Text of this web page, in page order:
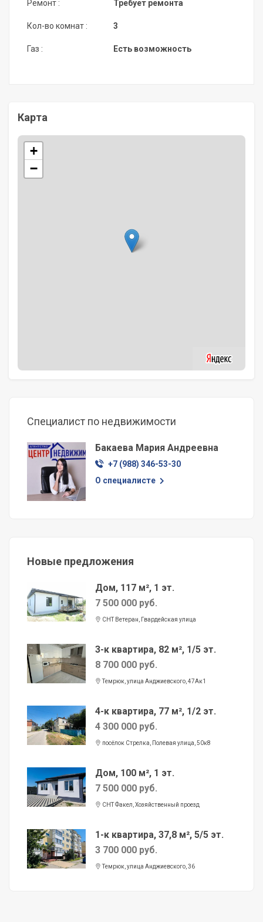
Ремонт :
Кол-во комнат :
Газ :
Требует ремонта
3
Есть возможность
Карта
+
−
Специалист по недвижимости
Бакаева Мария Андреевна
+7 (988) 346-53-30
О специалисте
Новые предложения
Дом, 117 м², 1 эт.
7 500 000 руб.
СНТ Ветеран, Гвардейская улица
3-к квартира, 82 м², 1/5 эт.
8 700 000 руб.
Темрюк, улица Анджиевского, 47Ак1
4-к квартира, 77 м², 1/2 эт.
4 300 000 руб.
посёлок Стрелка, Полевая улица, 50к8
Дом, 100 м², 1 эт.
7 500 000 руб.
СНТ Факел, Хозяйственный проезд
1-к квартира, 37,8 м², 5/5 эт.
3 700 000 руб.
Темрюк, улица Анджиевского, 36